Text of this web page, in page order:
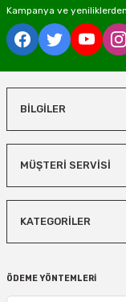
Kampanya ve
BİLGİLER
MÜŞTERİ SERVİSİ
KATEGORİLER
ÖDEME YÖNTEMLERİ